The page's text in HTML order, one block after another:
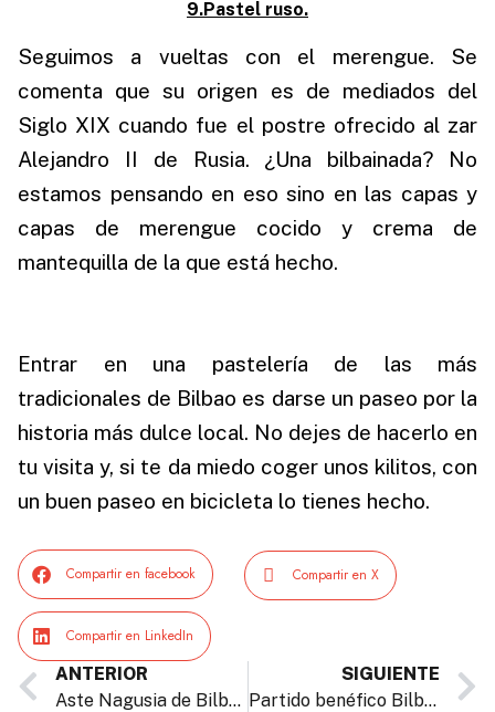
9.Pastel ruso.
Seguimos a vueltas con el merengue. Se
comenta que su origen es de mediados del
Siglo XIX cuando fue el postre ofrecido al zar
Alejandro II de Rusia. ¿Una bilbainada? No
estamos pensando en eso sino en las capas y
capas de merengue cocido y crema de
mantequilla de la que está hecho.
Entrar en una pastelería de las más
tradicionales de Bilbao es darse un paseo por la
historia más dulce local. No dejes de hacerlo en
tu visita y, si te da miedo coger unos kilitos, con
un buen paseo en bicicleta lo tienes hecho.
Compartir en facebook Compartir en X
Compartir en LinkedIn
ANTERIOR
Aste Nagusia de Bilbao: 9 días, 9 pistas para disfrutarla al máximo
SIGUIENTE
Partido benéfico Bilbao Basket – Hapoel